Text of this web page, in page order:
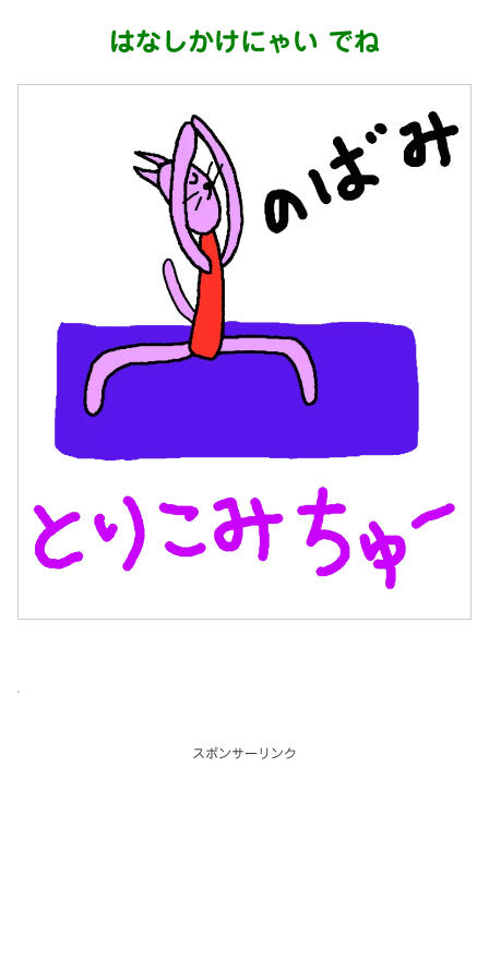
はなしかけにゃい でね
スポンサーリンク